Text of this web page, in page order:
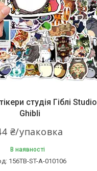
студія Гіблі Studio
Ghibli
₴/упаковка
В наявності
156TB-ST-A-010106